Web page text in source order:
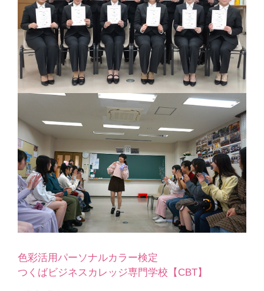
色彩活用パーソナルカラー検定
つくばビジネスカレッジ専門学校【CBT】